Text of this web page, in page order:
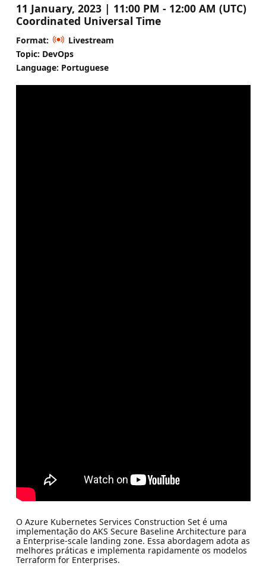
11 January, 2023 | 11:00 PM - 12:00 AM (UTC)
Coordinated Universal Time
Format:
Livestream
Topic: DevOps
Language: Portuguese
O Azure Kubernetes Services Construction Set é uma
implementação do AKS Secure Baseline Architecture para
a Enterprise-scale landing zone. Essa abordagem adota as
melhores práticas e implementa rapidamente os modelos
Terraform for Enterprises.